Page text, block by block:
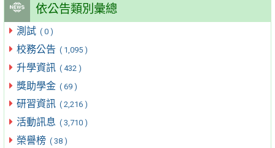
依公告類別彙總
測試 ( 0 )
校務公告 ( 1,095 )
升學資訊 ( 432 )
獎助學金 ( 69 )
研習資訊 ( 2,216 )
活動訊息 ( 3,710 )
榮譽榜 ( 38 )